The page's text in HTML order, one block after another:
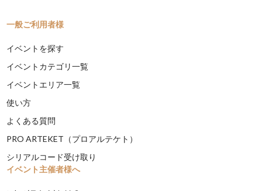
一般ご利用者様
イベントを探す
イベントカテゴリ一覧
イベントエリア一覧
使い方
よくある質問
PRO ARTEKET（プロアルテケト）
シリアルコード受け取り
イベント主催者様へ